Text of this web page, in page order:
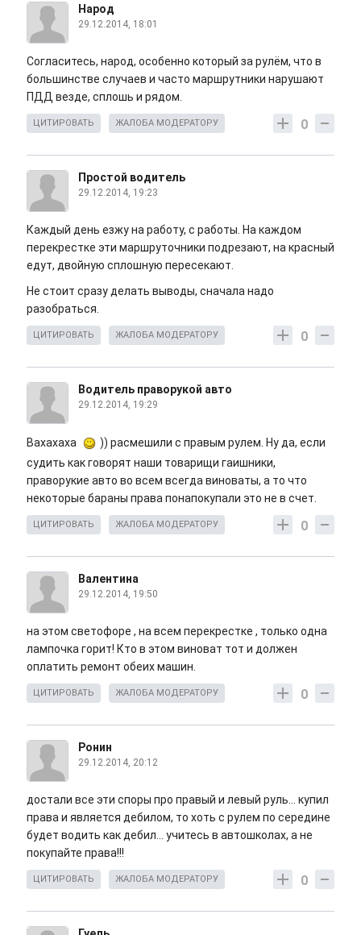
Народ
29.12.2014, 18:01
Согласитесь, народ, особенно который за рулём, что в
большинстве случаев и часто маршрутники нарушают
ПДД везде, сплошь и рядом.
0
ЦИТИРОВАТЬ ЖАЛОБА МОДЕРАТОРУ
Простой водитель
29.12.2014, 19:23
Каждый день езжу на работу, с работы. На каждом
перекрестке эти маршруточники подрезают, на красный
едут, двойную сплошную пересекают.
Не стоит сразу делать выводы, сначала надо
разобраться.
0
ЦИТИРОВАТЬ ЖАЛОБА МОДЕРАТОРУ
Водитель праворукой авто
29.12.2014, 19:29
Вахахаха
)) расмешили с правым рулем. Ну да, если
судить как говорят наши товарищи гаишники,
праворукие авто во всем всегда виноваты, а то что
некоторые бараны права понапокупали это не в счет.
0
ЦИТИРОВАТЬ ЖАЛОБА МОДЕРАТОРУ
Валентина
29.12.2014, 19:50
на этом светофоре , на всем перекрестке , только одна
лампочка горит! Кто в этом виноват тот и должен
оплатить ремонт обеих машин.
0
ЦИТИРОВАТЬ ЖАЛОБА МОДЕРАТОРУ
Ронин
29.12.2014, 20:12
достали все эти споры про правый и левый руль... купил
права и является дебилом, то хоть с рулем по середине
будет водить как дебил... учитесь в автошколах, а не
покупайте права!!!
0
ЦИТИРОВАТЬ ЖАЛОБА МОДЕРАТОРУ